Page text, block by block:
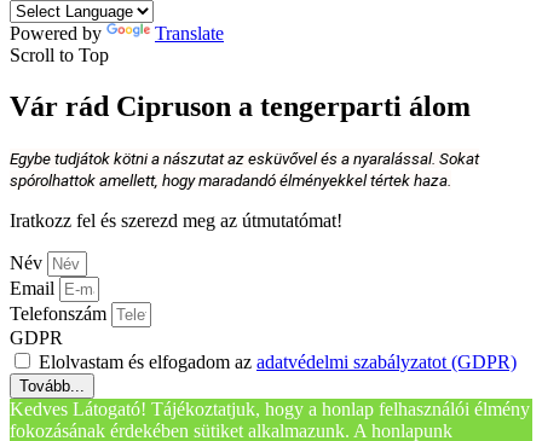
Powered by
Translate
Scroll to Top
Vár rád Cipruson a tengerparti álom
Egybe tudjátok kötni a nászutat az esküvővel és a nyaralással. Sokat
spórolhattok amellett, hogy maradandó élményekkel tértek haza.
Iratkozz fel és szerezd meg az útmutatómat!
Név
Email
Telefonszám
GDPR
Elolvastam és elfogadom az adatvédelmi szabályzatot (GDPR)
Tovább...
Kedves Látogató! Tájékoztatjuk, hogy a honlap felhasználói élmény
fokozásának érdekében sütiket alkalmazunk. A honlapunk